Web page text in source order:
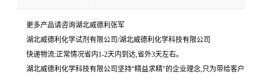
更多产品请咨询湖北威德利张军
湖北威德利化学试剂有限公司/湖北威德利化学科技有限公司
快递物流:正常情况省内1-2天内到达,省外3天左右。
湖北威德利化学科技有限公司坚持“精益求精"的企业理念,只为带给客户